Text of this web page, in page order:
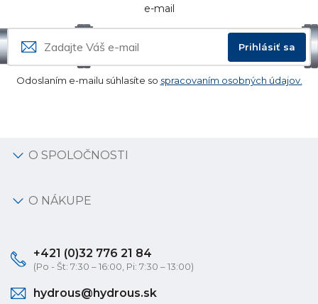
e-mail
Prihlásiť sa
Odoslaním e-mailu súhlasíte so spracovaním osobných údajov.
O SPOLOČNOSTI
O NÁKUPE
+421 (0)32 776 21 84
(Po - Št: 7:30 – 16:00, Pi: 7:30 – 13:00)
hydrous@hydrous.sk